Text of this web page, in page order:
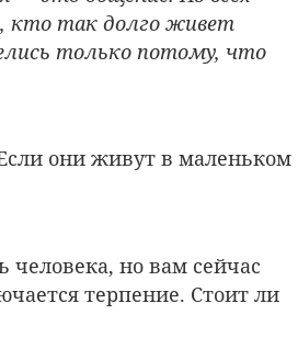
кто так долго живет
только потому, что
они живут в маленьком
но вам сейчас
терпение. Стоит ли